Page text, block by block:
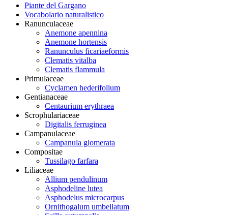
Piante del Gargano
Vocabolario naturalistico
Ranunculaceae
Anemone apennina
Anemone hortensis
Ranunculus ficariaeformis
Clematis vitalba
Clematis flammula
Primulaceae
Cyclamen hederifolium
Gentianaceae
Centaurium erythraea
Scrophulariaceae
Digitalis ferruginea
Campanulaceae
Campanula glomerata
Compositae
Tussilago farfara
Liliaceae
Allium pendulinum
Asphodeline lutea
Asphodelus microcarpus
Ornithogalum umbellatum